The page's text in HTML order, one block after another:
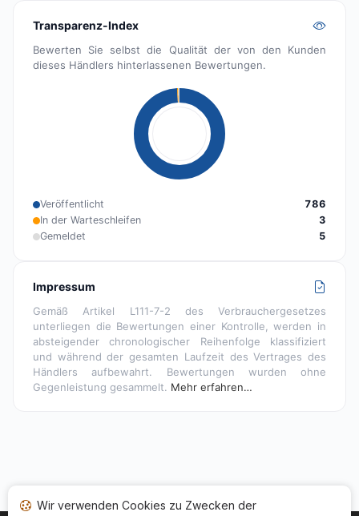
Transparenz-Index
Bewerten Sie selbst die Qualität der von den Kunden
dieses Händlers hinterlassenen Bewertungen.
Veröffentlicht
786
In der Warteschleifen
3
Gemeldet
5
Impressum
Gemäß Artikel L111-7-2 des Verbrauchergesetzes
unterliegen die Bewertungen einer Kontrolle, werden in
absteigender chronologischer Reihenfolge klassifiziert
und während der gesamten Laufzeit des Vertrages des
Händlers aufbewahrt. Bewertungen wurden ohne
Gegenleistung gesammelt. Mehr erfahren…
Wir verwenden Cookies zu Zwecken der